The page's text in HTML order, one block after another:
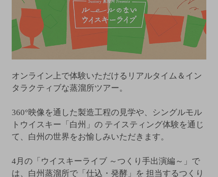
オンライン上で体験いただけるリアルタイム＆イン
タラクティブな蒸溜所ツアー。
360°映像を通した製造工程の見学や、シングルモル
トウイスキー「白州」のテイスティング体験を通じ
て、白州の世界をお愉しみいただきます。
4月の「ウイスキーライブ ～つくり手出演編～」で
は、白州蒸溜所で「仕込・発酵」を 担当するつくり